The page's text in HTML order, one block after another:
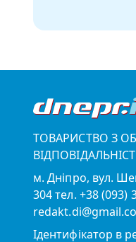
ТОВАРИСТВО З
м. Дніпро, вул.
304 тел. +38 (093)
Ідентифікатор в